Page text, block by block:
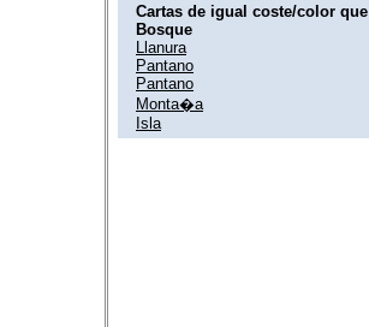
Cartas de igual coste/color que
Bosque
Llanura
Pantano
Pantano
Monta�a
Isla